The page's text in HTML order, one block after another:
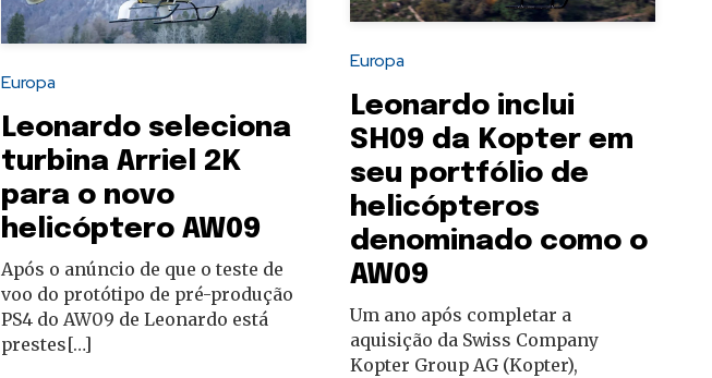
Europa
Leonardo seleciona
turbina Arriel 2K
para o novo
helicóptero AW09
Após o anúncio de que o teste de
voo do protótipo de pré-produção
PS4 do AW09 de Leonardo está
prestes[…]
Europa
Leonardo inclui
SH09 da Kopter em
seu portfólio de
helicópteros
denominado como o
AW09
Um ano após completar a
aquisição da Swiss Company
Kopter Group AG (Kopter),